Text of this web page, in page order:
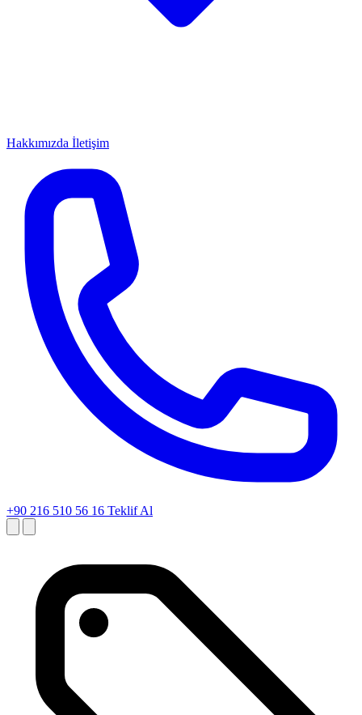
Hakkımızda İletişim
+90 216 510 56 16 Teklif Al